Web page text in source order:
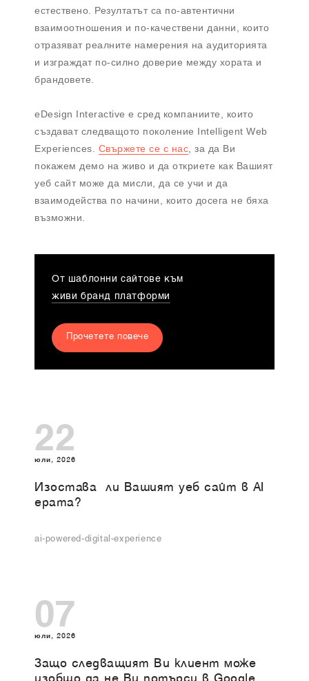
естествено. Резултатът са по-автентични
взаимоотношения и по-качествени данни, които
отразяват реалните намерения на аудиторията
и изграждат по-силно доверие между хората и
брандовете.
eDesign Interactive е сред компаниите, които
създават следващото поколение Intelligent Web
Experiences. Свържете се с нас, за да Ви
покажем демо на живо и да откриете как Вашият
уеб сайт може да мисли, да се учи и да
взаимодейства по начини, които досега не бяха
възможни.
От шаблонни сайтове към
живи бранд платформи
Прочетете повече
22
юли, 2026
Изоставa ли Вашият уеб сайт в AI
ерата?
ai-powered-digital-experience
07
юли, 2026
Защо следващият Ви клиент може